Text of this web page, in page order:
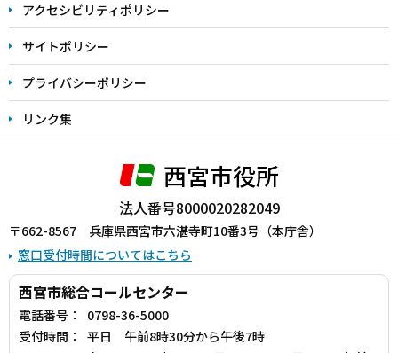
アクセシビリティポリシー
サイトポリシー
プライバシーポリシー
リンク集
西宮市役所
法人番号8000020282049
〒662-8567 兵庫県西宮市六湛寺町10番3号（本庁舎）
窓口受付時間についてはこちら
西宮市総合コールセンター
電話番号：
0798-36-5000
受付時間：
平日 午前8時30分から午後7時